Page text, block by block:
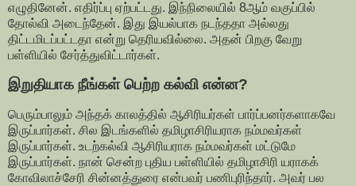
எழுதினேன். எதிர்ப்பு ஏற்பட்டது. இந்நிலையில் 8ஆம் வகுப்பில்
தோல்வி அடைந்தேன். இது இயல்பாக நடந்ததா அல்லது
திட்டமிடப்பட்டதா என்று தெரியவில்லை. அதன் பிறகு வேறு
பள்ளியில் சேர்த்துவிட்டார்கள்.
இறுதியாக நீங்கள் பெற்ற கல்வி என்ன?
பெரும்பாலும் அந்தக் காலத்தில் ஆசிரியர்கள் பார்ப்பனர்களாகவே
இருப்பார்கள். சில இடங்களில் தமிழாசிரியராக நம்மவர்கள்
இருப்பார்கள். உடற்கல்வி ஆசிரியராக நம்மவர்கள் மட்டுமே
இருப்பார்கள். நான் சென்ற புதிய பள்ளியில் தமிழாசிரி யராகக்
கோவிலாச்சேரி சின்னத்துரை என்பவர் பணிபுரிந்தார். அவர் பல